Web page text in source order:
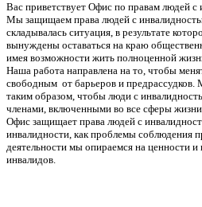
Вас приветствует Офис по правам людей с
Мы защищаем права людей с
складывалась ситуация, в результате
вынуждены оставаться на краю
имея возможности жить полноценной
Наша работа направлена на то, чтобы
свободным от барьеров и
таким образом, чтобы люди с
членами, включенными во все сферы
Офис защищает права людей с
инвалидности, как проблемы соблюдения
деятельности мы опираемся на ценности
инвалидов.